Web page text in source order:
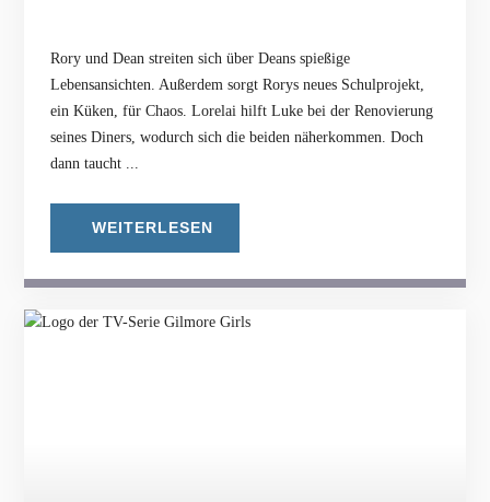
Rory und Dean streiten sich über Deans spießige
Lebensansichten. Außerdem sorgt Rorys neues Schulprojekt,
ein Küken, für Chaos. Lorelai hilft Luke bei der Renovierung
seines Diners, wodurch sich die beiden näherkommen. Doch
dann taucht ...
WEITERLESEN